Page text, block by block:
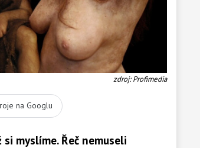
zdroj: Profimedia
na Googlu
myslíme. Řeč nemuseli